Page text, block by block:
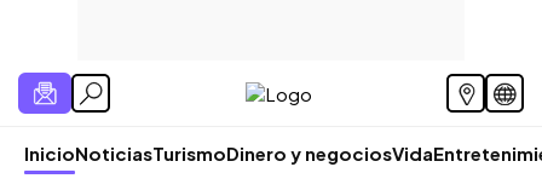
InicioNoticiasTurismoDinero y negociosVida